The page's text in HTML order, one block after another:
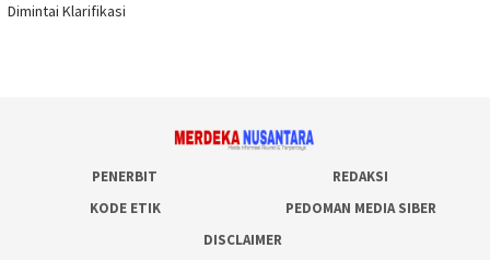
Dimintai Klarifikasi
PENERBIT
REDAKSI
KODE ETIK
PEDOMAN MEDIA SIBER
DISCLAIMER